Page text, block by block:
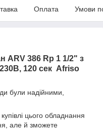
Оплата Умови
ARV 386 Rp 1 1/2" з
120 сек Afriso
були надійними,
цього обладнання
але й зможете